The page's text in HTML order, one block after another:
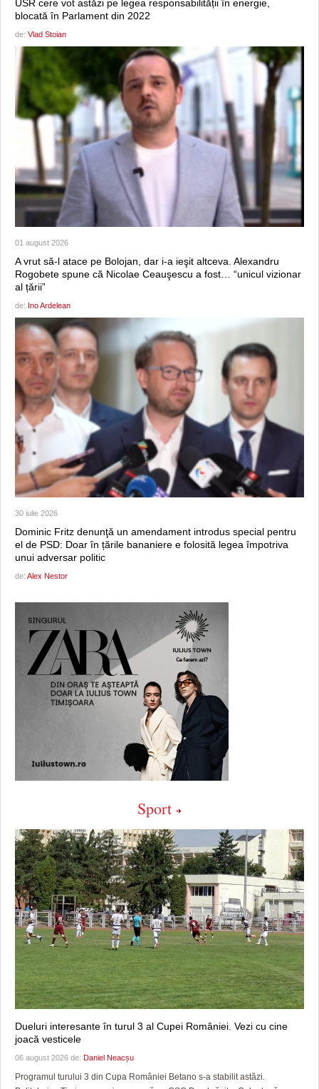
USR cere vot astăzi pe legea responsabilității în energie,
blocată în Parlament din 2022
de: Vlad Stoian
01 august 2026
A vrut să-l atace pe Bolojan, dar i-a ieşit altceva. Alexandru
Rogobete spune că Nicolae Ceauşescu a fost… “unicul vizionar
al țării”
de: Ino Ardelean
30 iulie 2026
Dominic Fritz denunţă un amendament introdus special pentru
el de PSD: Doar în țările bananiere e folosită legea împotriva
unui adversar politic
de: Alex Nestor
Sport
Dueluri interesante în turul 3 al Cupei României. Vezi cu cine
joacă vesticele
06 august 2026 de: Daniel Neacșu
Programul turului 3 din Cupa României Betano s-a stabilit astăzi.